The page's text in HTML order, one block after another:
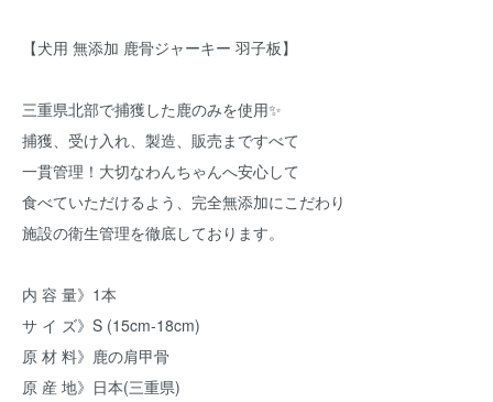
【犬用 無添加 鹿骨ジャーキー 羽子板】
三重県北部で捕獲した鹿のみを使用✨
捕獲、受け入れ、製造、販売まですべて
一貫管理！大切なわんちゃんへ安心して
食べていただけるよう、完全無添加にこだわり
施設の衛生管理を徹底しております。
内 容 量》1本
サ イ ズ》S (15cm-18cm)
原 材 料》鹿の肩甲骨
原 産 地》日本(三重県)